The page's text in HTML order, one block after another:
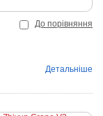
До порівняння
Детальніше